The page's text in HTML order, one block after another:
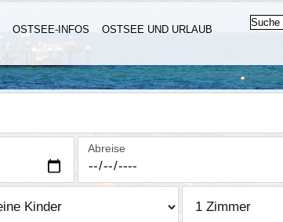
OSTSEE-INFOS
OSTSEE UND URLAUB
Abreise